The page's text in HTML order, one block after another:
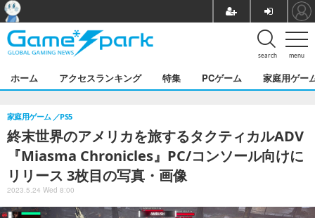
menu
search
ホーム アクセスランキング 特集 PCゲーム 家庭用ゲー
終末世界のアメリカを旅するタクティカルADV
『Miasma Chronicles』PC/コンソール向けに
リリース 3枚目の写真・画像
家庭用ゲーム PS5
2023.5.24 Wed 8:00